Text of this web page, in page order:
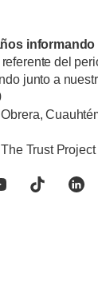
informando
del
junto a
Trust Project